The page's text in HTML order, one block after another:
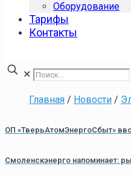
Оборудование
Тарифы
Контакты
✕
Главная / Новости /
ОП «ТверьАтомЭнергоСбыт»
Смоленскэнерго напоминает: